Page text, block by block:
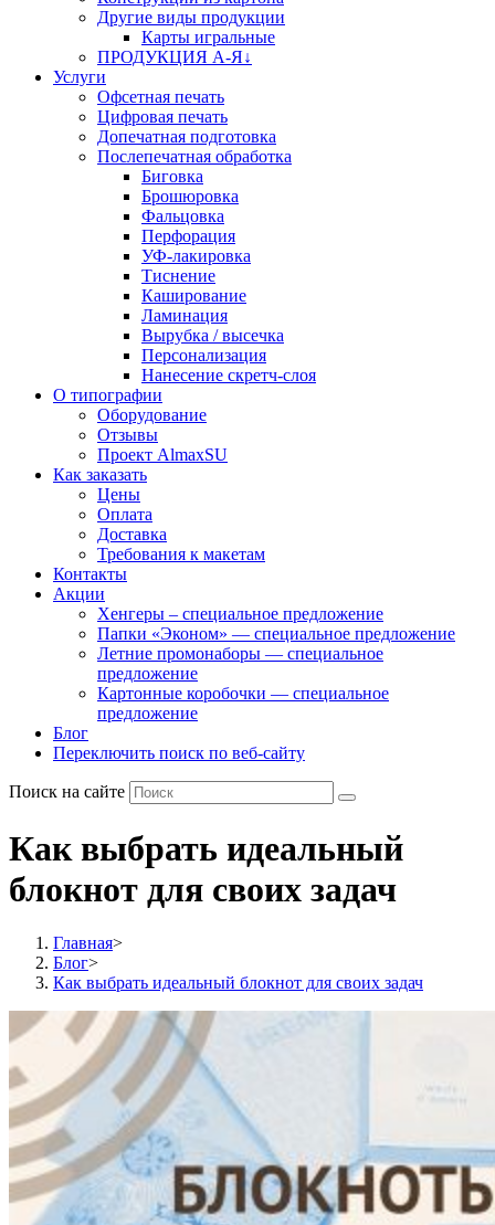
Другие виды продукции
Карты игральные
ПРОДУКЦИЯ А-Я↓
Услуги
Офсетная печать
Цифровая печать
Допечатная подготовка
Послепечатная обработка
Биговка
Брошюровка
Фальцовка
Перфорация
УФ-лакировка
Тиснение
Каширование
Ламинация
Вырубка / высечка
Персонализация
Нанесение скретч-слоя
О типографии
Оборудование
Отзывы
Проект AlmaxSU
Как заказать
Цены
Оплата
Доставка
Требования к макетам
Контакты
Акции
Хенгеры – специальное предложение
Папки «Эконом» — специальное предложение
Летние промонаборы — специальное
предложение
Картонные коробочки — специальное
предложение
Блог
Переключить поиск по веб-сайту
Поиск на сайте
Как выбрать идеальный
блокнот для своих задач
Главная>
Блог>
Как выбрать идеальный блокнот для своих задач